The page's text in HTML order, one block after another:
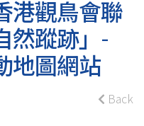
港觀鳥會聯
蹤跡」-
地圖網站
Back